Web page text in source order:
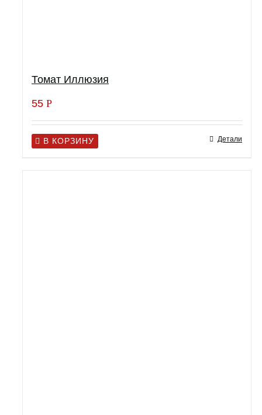
Томат Иллюзия
55 Р
В КОРЗИНУ Детали